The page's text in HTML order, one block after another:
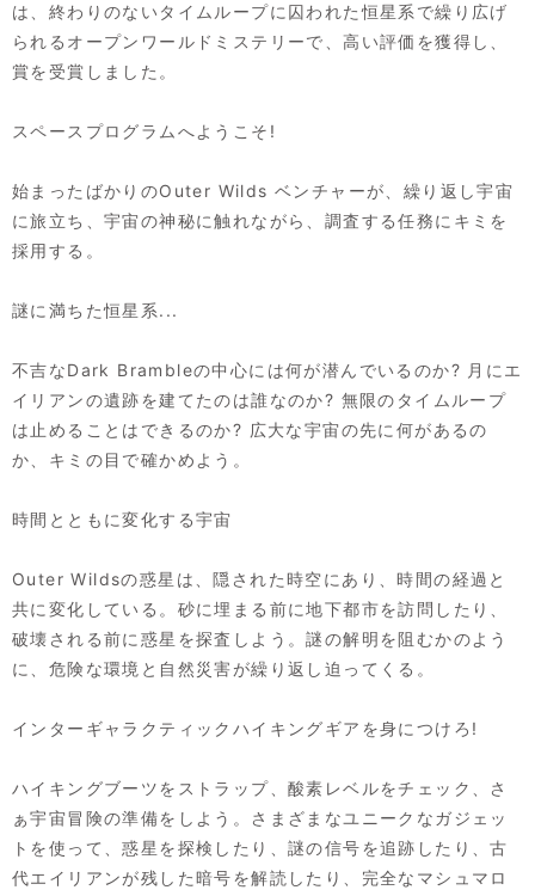
は、終わりのないタイムループに囚われた恒星系で繰り広げ
られるオープンワールドミステリーで、高い評価を獲得し、
賞を受賞しました。
スペースプログラムへようこそ!
始まったばかりのOuter Wilds ベンチャーが、繰り返し宇宙
に旅立ち、宇宙の神秘に触れながら、調査する任務にキミを
採用する。
謎に満ちた恒星系...
不吉なDark Brambleの中心には何が潜んでいるのか? 月にエ
イリアンの遺跡を建てたのは誰なのか? 無限のタイムループ
は止めることはできるのか? 広大な宇宙の先に何があるの
か、キミの目で確かめよう。
時間とともに変化する宇宙
Outer Wildsの惑星は、隠された時空にあり、時間の経過と
共に変化している。砂に埋まる前に地下都市を訪問したり、
破壊される前に惑星を探査しよう。謎の解明を阻むかのよう
に、危険な環境と自然災害が繰り返し迫ってくる。
インターギャラクティックハイキングギアを身につけろ!
ハイキングブーツをストラップ、酸素レベルをチェック、さ
ぁ宇宙冒険の準備をしよう。さまざまなユニークなガジェッ
トを使って、惑星を探検したり、謎の信号を追跡したり、古
代エイリアンが残した暗号を解読したり、完全なマシュマロ